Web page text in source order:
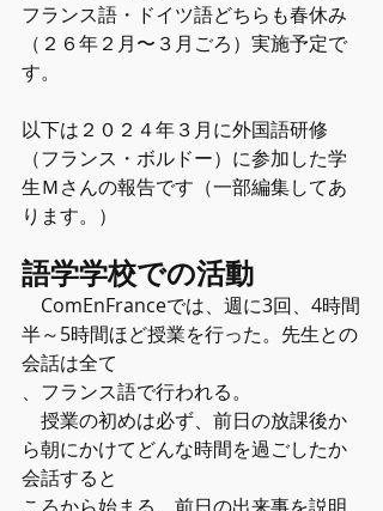
フランス語・ドイツ語どちらも春休み
（２６年２月〜３月ごろ）実施予定で
す。
以下は２０２４年３月に外国語研修
（フランス・ボルドー）に参加した学
生Ｍさんの報告です（一部編集してあ
ります。）
語学学校での活動
ComEnFranceでは、週に3回、4時間
半～5時間ほど授業を行った。先生との
会話は全て
、フランス語で行われる。
授業の初めは必ず、前日の放課後か
ら朝にかけてどんな時間を過ごしたか
会話すると